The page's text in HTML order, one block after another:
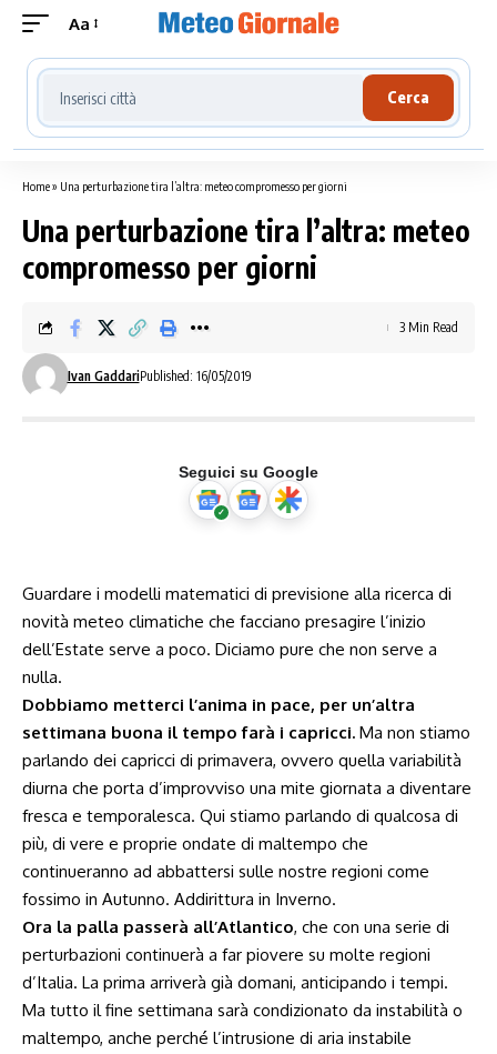
Aa
Cerca località meteo
Cerca
Home» Una perturbazione tira l’altra: meteo compromesso per giorni
Una perturbazione tira l’altra: meteo
compromesso per giorni
Ivan GaddariPublished: 16/05/2019
3 Min Read
Seguici su Google
Guardare i modelli matematici di previsione alla ricerca di
novità meteo climatiche che facciano presagire l’inizio
dell’Estate serve a poco. Diciamo pure che non serve a
nulla.
Dobbiamo metterci l’anima in pace, per un’altra
settimana buona il tempo farà i capricci. Ma non stiamo
parlando dei capricci di primavera, ovvero quella variabilità
diurna che porta d’improvviso una mite giornata a diventare
fresca e temporalesca. Qui stiamo parlando di qualcosa di
più, di vere e proprie ondate di maltempo che
continueranno ad abbattersi sulle nostre regioni come
fossimo in Autunno. Addirittura in Inverno.
Ora la palla passerà all’Atlantico, che con una serie di
perturbazioni continuerà a far piovere su molte regioni
d’Italia. La prima arriverà già domani, anticipando i tempi.
Ma tutto il fine settimana sarà condizionato da instabilità o
maltempo, anche perché l’intrusione di aria instabile